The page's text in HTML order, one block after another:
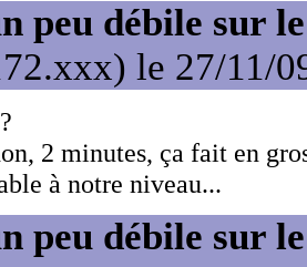
peu débile sur
le 27/11/
2 minutes, ça fait en
à notre niveau...
peu débile sur